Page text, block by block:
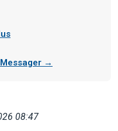
→
08:47